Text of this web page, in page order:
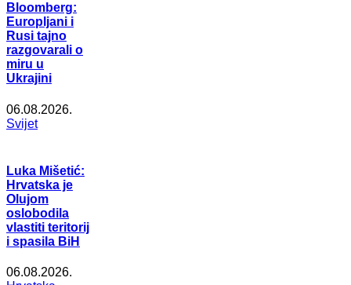
Bloomberg:
Europljani i
Rusi tajno
razgovarali o
miru u
Ukrajini
06.08.2026.
Svijet
Luka Mišetić:
Hrvatska je
Olujom
oslobodila
vlastiti teritorij
i spasila BiH
06.08.2026.